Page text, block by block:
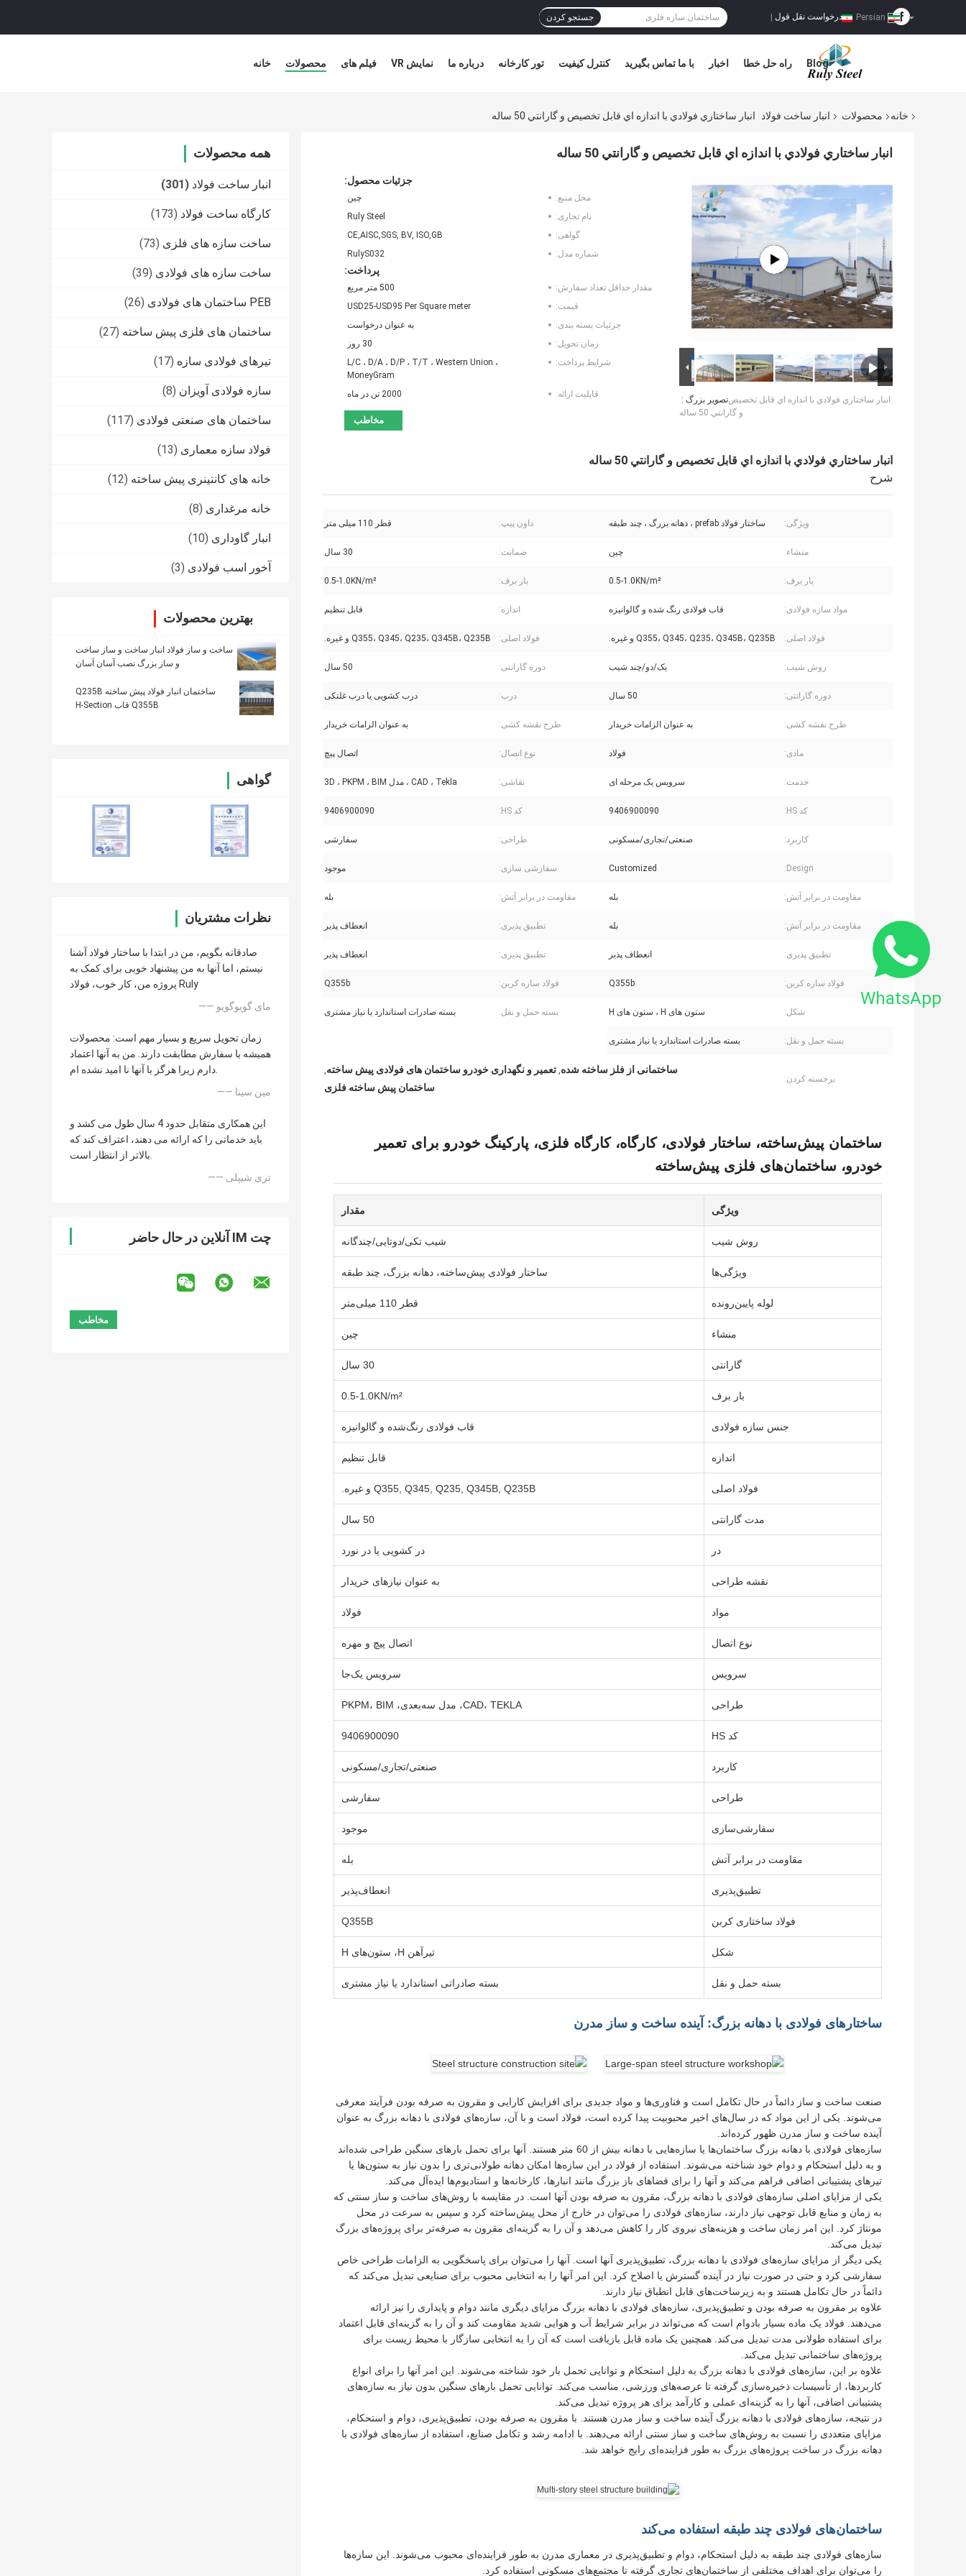
درخواست نقل قول جستجو کردن
خانه محصولات فیلم های نمایش VR درباره ما تور کارخانه کنترل کیفیت با ما تماس بگیرید اخبار راه حل خطا Blog
خانه محصولات انبار ساخت فولاد انبار ساختاري فولادي با اندازه اي قابل تخصيص و گارانتي 50 ساله
همه محصولات
انبار ساخت فولاد (301)
کارگاه ساخت فولاد (173)
ساخت سازه های فلزی (73)
ساخت سازه های فولادی (39)
PEB ساختمان های فولادی (26)
ساختمان های فلزی پیش ساخته (27)
تیرهای فولادی سازه (17)
سازه فولادی آویزان (8)
ساختمان های صنعتی فولادی (117)
فولاد سازه معماری (13)
خانه های کانتینری پیش ساخته (12)
خانه مرغداری (8)
انبار گاوداری (10)
آخور اسب فولادی (3)
بهترین محصولات
ساخت و ساز فولاد انبار ساخت و ساز ساخت
و ساز بزرگ نصب آسان آسان
ساختمان انبار فولاد پیش ساخته Q235B
Q355B قاب H-Section
گواهی
نظرات مشتریان
صادقانه بگویم، من در ابتدا با ساختار فولاد آشنا
نیستم، اما آنها به من پیشنهاد خوبی برای کمک به
پروژه من، کار خوب، فولاد Ruly
—— مای گویوگویو
زمان تحویل سریع و بسیار مهم است: محصولات
همیشه با سفارش مطابقت دارند. من به آنها اعتماد
دارم زیرا هرگز با آنها نا امید نشده ام.
—— مین سینا
این همکاری متقابل حدود 4 سال طول می کشد و
باید خدماتی را که ارائه می دهند، اعتراف کند که
بالاتر از انتظار است.
—— تری شیپلی
چت IM آنلاین در حال حاضر
انبار ساختاري فولادي با اندازه اي قابل تخصيص و گارانتي 50 ساله
تصویر بزرگ :انبار ساختاري فولادي با اندازه اي قابل تخصيص
و گارانتي 50 ساله
جزئیات محصول:
محل منبع:
چین
نام تجاری:
Ruly Steel
گواهی:
CE,AISC,SGS, BV, ISO,GB
شماره مدل:
RulyS032
پرداخت:
مقدار حداقل تعداد سفارش:
500 متر مربع
قیمت:
USD25-USD95 Per Square meter
جزئیات بسته بندی:
به عنوان درخواست
زمان تحویل:
30 روز
شرایط پرداخت:
L/C ، D/A ، D/P ، T/T ، Western Union ،
MoneyGram
قابلیت ارائه:
2000 تن در ماه
مخاطب
انبار ساختاري فولادي با اندازه اي قابل تخصيص و گارانتي 50 ساله
شرح
ویژگی: ساختار فولاد prefab ، دهانه بزرگ ، چند طبقه داون پیپ: قطر 110 میلی متر
منشاء: چین ضمانت: 30 سال
بار برف: 0.5-1.0KN/m² بار برف: 0.5-1.0KN/m²
مواد سازه فولادی: قاب فولادی رنگ شده و گالوانیزه اندازه: قابل تنظیم
فولاد اصلی: Q355، Q345، Q235، Q345B، Q235B و غیره. فولاد اصلی: Q355، Q345، Q235، Q345B، Q235B و غیره.
روش شیب: یک/دو/چند شیب دوره گارانتی: 50 سال
دوره گارانتی: 50 سال درب: درب کشویی یا درب غلتکی
طرح نقشه کشی: به عنوان الزامات خریدار طرح نقشه کشی: به عنوان الزامات خریدار
مادی: فولاد نوع اتصال: اتصال پیچ
خدمت: سرویس یک مرحله ای نقاشی: CAD ، Tekla ، مدل 3D ، PKPM ، BIM
کد HS: 9406900090 کد HS: 9406900090
کاربرد: صنعتی/تجاری/مسکونی طراحی: سفارشی
Design:
Customized سفارشی سازی: موجود
مقاومت در برابر آتش: بله مقاومت در برابر آتش: بله
مقاومت در برابر آتش: بله تطبیق پذیری: انعطاف پذیر
تطبیق پذیری: انعطاف پذیر تطبیق پذیری: انعطاف پذیر
فولاد سازه کربن: Q355b فولاد سازه کربن: Q355b
شکل: ستون های H ، ستون های H بسته حمل و نقل: بسته صادرات استاندارد یا نیاز مشتری
بسته حمل و نقل: بسته صادرات استاندارد یا نیاز مشتری
برجسته کردن:
ساختمانی از فلز ساخته شده, تعمیر و نگهداری خودرو ساختمان های فولادی پیش ساخته,
ساختمان پیش ساخته فلزی
ساختمان پیش‌ساخته، ساختار فولادی، کارگاه، کارگاه فلزی، پارکینگ خودرو برای تعمیر
خودرو، ساختمان‌های فلزی پیش‌ساخته
ویژگی مقدار
روش شیب شیب تکی/دوتایی/چندگانه
ویژگی‌ها ساختار فولادی پیش‌ساخته، دهانه بزرگ، چند طبقه
لوله پایین‌رونده قطر 110 میلی‌متر
منشاء چین
گارانتی 30 سال
بار برف 0.5-1.0KN/m²
جنس سازه فولادی قاب فولادی رنگ‌شده و گالوانیزه
اندازه قابل تنظیم
فولاد اصلی Q355, Q345, Q235, Q345B, Q235B و غیره.
مدت گارانتی 50 سال
در در کشویی یا در نورد
نقشه طراحی به عنوان نیازهای خریدار
مواد فولاد
نوع اتصال اتصال پیچ و مهره
سرویس سرویس یک‌جا
طراحی CAD، TEKLA، مدل سه‌بعدی، PKPM، BIM
کد HS 9406900090
کاربرد صنعتی/تجاری/مسکونی
طراحی سفارشی
سفارشی‌سازی موجود
مقاومت در برابر آتش بله
تطبیق‌پذیری انعطاف‌پذیر
فولاد ساختاری کربن Q355B
شکل تیرآهن H، ستون‌های H
بسته حمل و نقل بسته صادراتی استاندارد یا نیاز مشتری
ساختارهای فولادی با دهانه بزرگ: آینده ساخت و ساز مدرن
صنعت ساخت و ساز دائماً در حال تکامل است و فناوری‌ها و مواد جدیدی برای افزایش کارایی و مقرون به صرفه بودن فرآیند معرفی
می‌شوند. یکی از این مواد که در سال‌های اخیر محبوبیت پیدا کرده است، فولاد است و با آن، سازه‌های فولادی با دهانه بزرگ به عنوان
آینده ساخت و ساز مدرن ظهور کرده‌اند.
سازه‌های فولادی با دهانه بزرگ ساختمان‌ها یا سازه‌هایی با دهانه بیش از 60 متر هستند. آنها برای تحمل بارهای سنگین طراحی شده‌اند
و به دلیل استحکام و دوام خود شناخته می‌شوند. استفاده از فولاد در این سازه‌ها امکان دهانه طولانی‌تری را بدون نیاز به ستون‌ها یا
تیرهای پشتیبانی اضافی فراهم می‌کند و آنها را برای فضاهای باز بزرگ مانند انبارها، کارخانه‌ها و استادیوم‌ها ایده‌آل می‌کند.
یکی از مزایای اصلی سازه‌های فولادی با دهانه بزرگ، مقرون به صرفه بودن آنها است. در مقایسه با روش‌های ساخت و ساز سنتی که
به زمان و منابع قابل توجهی نیاز دارند، سازه‌های فولادی را می‌توان در خارج از محل پیش‌ساخته کرد و سپس به سرعت در محل
مونتاژ کرد. این امر زمان ساخت و هزینه‌های نیروی کار را کاهش می‌دهد و آن را به گزینه‌ای مقرون به صرفه‌تر برای پروژه‌های بزرگ
تبدیل می‌کند.
یکی دیگر از مزایای سازه‌های فولادی با دهانه بزرگ، تطبیق‌پذیری آنها است. آنها را می‌توان برای پاسخگویی به الزامات طراحی خاص
سفارشی کرد و حتی در صورت نیاز در آینده گسترش یا اصلاح کرد. این امر آنها را به انتخابی محبوب برای صنایعی تبدیل می‌کند که
دائماً در حال تکامل هستند و به زیرساخت‌های قابل انطباق نیاز دارند.
علاوه بر مقرون به صرفه بودن و تطبیق‌پذیری، سازه‌های فولادی با دهانه بزرگ مزایای دیگری مانند دوام و پایداری را نیز ارائه
می‌دهند. فولاد یک ماده بسیار بادوام است که می‌تواند در برابر شرایط آب و هوایی شدید مقاومت کند و آن را به گزینه‌ای قابل اعتماد
برای استفاده طولانی مدت تبدیل می‌کند. همچنین یک ماده قابل بازیافت است که آن را به انتخابی سازگار با محیط زیست برای
پروژه‌های ساختمانی تبدیل می‌کند.
علاوه بر این، سازه‌های فولادی با دهانه بزرگ به دلیل استحکام و توانایی تحمل بار خود شناخته می‌شوند. این امر آنها را برای انواع
کاربردها، از تأسیسات ذخیره‌سازی گرفته تا عرصه‌های ورزشی، مناسب می‌کند. توانایی تحمل بارهای سنگین بدون نیاز به سازه‌های
پشتیبانی اضافی، آنها را به گزینه‌ای عملی و کارآمد برای هر پروژه تبدیل می‌کند.
در نتیجه، سازه‌های فولادی با دهانه بزرگ آینده ساخت و ساز مدرن هستند. با مقرون به صرفه بودن، تطبیق‌پذیری، دوام و استحکام،
مزایای متعددی را نسبت به روش‌های ساخت و ساز سنتی ارائه می‌دهند. با ادامه رشد و تکامل صنایع، استفاده از سازه‌های فولادی با
دهانه بزرگ در ساخت پروژه‌های بزرگ به طور فزاینده‌ای رایج خواهد شد.
ساختمان‌های فولادی چند طبقه استفاده می‌کند
سازه‌های فولادی چند طبقه به دلیل استحکام، دوام و تطبیق‌پذیری در معماری مدرن به طور فزاینده‌ای محبوب می‌شوند. این سازه‌ها
را می‌توان برای اهداف مختلفی از ساختمان‌های تجاری گرفته تا مجتمع‌های مسکونی استفاده کرد.
WhatsApp